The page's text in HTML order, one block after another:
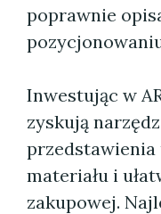
poprawnie
Inwestując w
zyskują
materiału i
zakupowej.